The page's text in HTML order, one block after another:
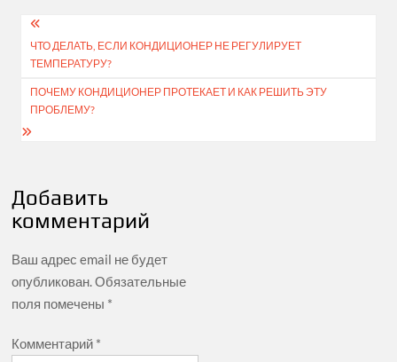
Навигация
по
записям
ЧТО ДЕЛАТЬ, ЕСЛИ КОНДИЦИОНЕР НЕ РЕГУЛИРУЕТ
ТЕМПЕРАТУРУ?
ПОЧЕМУ КОНДИЦИОНЕР ПРОТЕКАЕТ И КАК РЕШИТЬ ЭТУ
ПРОБЛЕМУ?
Добавить
комментарий
Ваш адрес email не будет
опубликован.Обязательные
поля помечены *
Комментарий *